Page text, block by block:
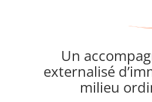
Un
externalisé
milieu